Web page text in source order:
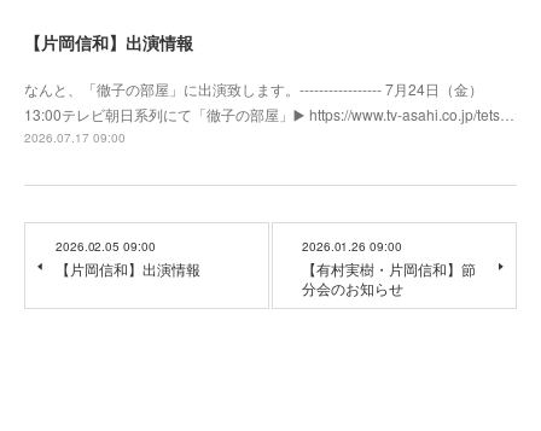
【片岡信和】出演情報
なんと、「徹子の部屋」に出演致します。----------------- 7月24日（金）
13:00テレビ朝日系列にて「徹子の部屋」▶️ https://www.tv-asahi.co.jp/tets…
2026.07.17 09:00
2026.02.05 09:00
【片岡信和】出演情報
2026.01.26 09:00
【有村実樹・片岡信和】節
分会のお知らせ